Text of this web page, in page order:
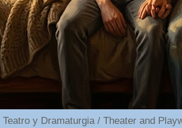
y Dramaturgia / Theater and